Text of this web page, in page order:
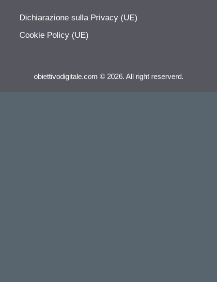
Dichiarazione sulla Privacy (UE)
Cookie Policy (UE)
obiettivodigitale.com © 2026. All right reserverd.